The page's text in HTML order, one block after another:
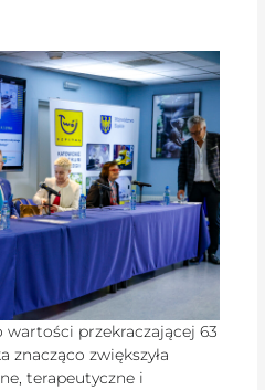
przekraczającej 63
znacząco zwiększyła
terapeutyczne i